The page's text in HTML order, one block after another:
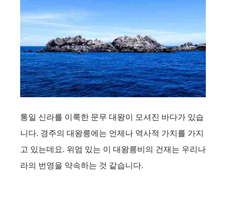
통일 신라를 이룩한 문무 대왕이 모셔진 바다가 있습
니다. 경주의 대왕릉에는 언제나 역사적 가치를 가지
고 있는데요. 위엄 있는 이 대왕릉비의 건재는 우리나
라의 번영을 약속하는 것 같습니다.